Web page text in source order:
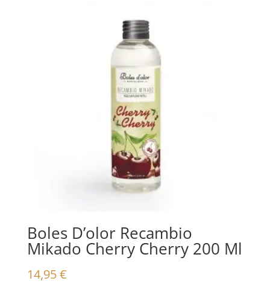
Boles D’olor Recambio
Mikado Cherry Cherry 200 Ml
14,95€